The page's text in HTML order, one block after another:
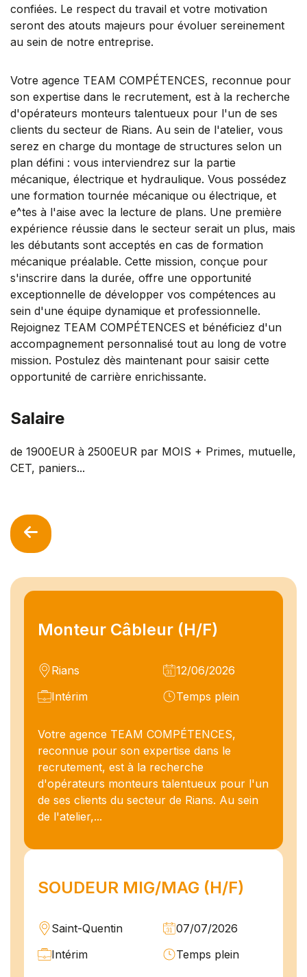
Monteur Câbleur (H/F)
Rians
12/06/2026
Intérim
Temps plein
Votre agence TEAM COMPÉTENCES,
reconnue pour son expertise dans le
recrutement, est à la recherche
d'opérateurs monteurs talentueux pour l'un
de ses clients du secteur de Rians. Au sein
de l'atelier,...
SOUDEUR MIG/MAG (H/F)
Saint-Quentin
07/07/2026
Intérim
Temps plein
confiées. Le respect du travail et votre motivation
seront des atouts majeurs pour évoluer sereinement
au sein de notre entreprise.
Votre agence TEAM COMPÉTENCES, reconnue pour
son expertise dans le recrutement, est à la recherche
d'opérateurs monteurs talentueux pour l'un de ses
clients du secteur de Rians. Au sein de l'atelier, vous
serez en charge du montage de structures selon un
plan défini : vous interviendrez sur la partie
mécanique, électrique et hydraulique. Vous possédez
une formation tournée mécanique ou électrique, et
e^tes à l'aise avec la lecture de plans. Une première
expérience réussie dans le secteur serait un plus, mais
les débutants sont acceptés en cas de formation
mécanique préalable. Cette mission, conçue pour
s'inscrire dans la durée, offre une opportunité
exceptionnelle de développer vos compétences au
sein d'une équipe dynamique et professionnelle.
Rejoignez TEAM COMPÉTENCES et bénéficiez d'un
accompagnement personnalisé tout au long de votre
mission. Postulez dès maintenant pour saisir cette
opportunité de carrière enrichissante.
Salaire
de 1900EUR à 2500EUR par MOIS + Primes, mutuelle,
CET, paniers...